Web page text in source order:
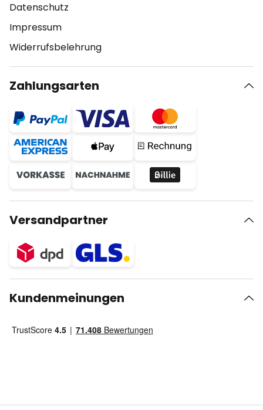
Datenschutz
Impressum
Widerrufsbelehrung
Zahlungsarten
Versandpartner
Kundenmeinungen